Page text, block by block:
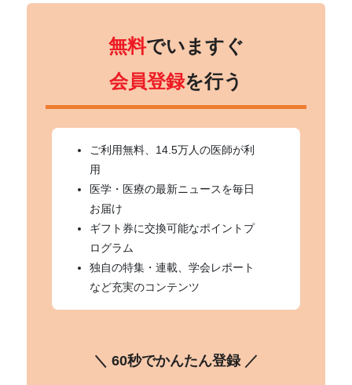
無料でいますぐ
会員登録を行う
ご利用無料、14.5万人の医師が利
用
医学・医療の最新ニュースを毎日
お届け
ギフト券に交換可能なポイントプ
ログラム
独自の特集・連載、学会レポート
など充実のコンテンツ
＼ 60秒でかんたん登録 ／